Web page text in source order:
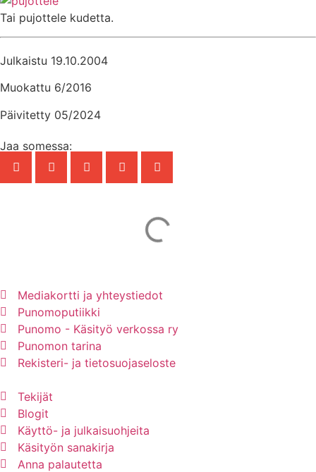
Tai pujottele kudetta.
Julkaistu 19.10.2004
Muokattu 6/2016
Päivitetty 05/2024
Jaa somessa:
Mediakortti ja yhteystiedot
Punomoputiikki
Punomo - Käsityö verkossa ry
Punomon tarina
Rekisteri- ja tietosuojaseloste
Tekijät
Blogit
Käyttö- ja julkaisuohjeita
Käsityön sanakirja
Anna palautetta